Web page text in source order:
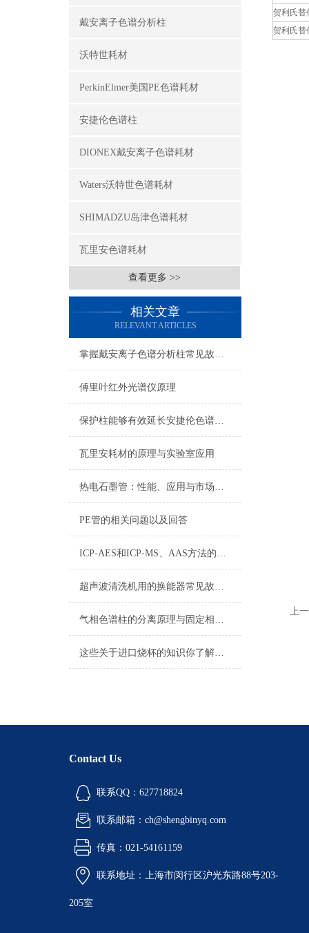
戴安离子色谱分析柱
沃特世耗材
PerkinElmer美国PE色谱耗材
安捷伦色谱柱
DIONEX戴安离子色谱耗材
Waters沃特世色谱耗材
SHIMADZU岛津色谱耗材
瓦里安色谱耗材
查看更多 >>
相关文章
RELEVANT ARTICLES
掌握戴安离子色谱分析柱常见故障与排除方法很有必要
傅里叶红外光谱仪原理
保护柱能够有效延长安捷伦色谱柱的使用寿命
瓦里安耗材的原理与实验室应用
热电石墨管：性能、应用与市场前景
PE管的相关问题以及回答
ICP-AES和ICP-MS、AAS方法的比较
超声波清洗机用的换能器常见故障分析
气相色谱柱的分离原理与固定相选择策略
这些关于进口烧杯的知识你了解吗？
贺利氏替
贺利氏替
上
Contact Us
联系QQ：627718824
联系邮箱：ch@shengbinyq.com
传真：021-54161159
联系地址：上海市闵行区沪光东路88号203-
205室